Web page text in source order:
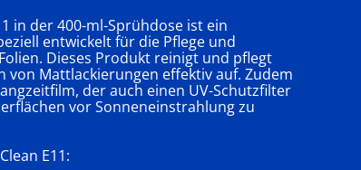
in der 400-ml-Sprühdose ist ein
entwickelt für die Pflege und
Dieses Produkt reinigt und pflegt
von Mattlackierungen effektiv auf. Zudem
der auch einen UV-Schutzfilter
vor Sonneneinstrahlung zu
E11: